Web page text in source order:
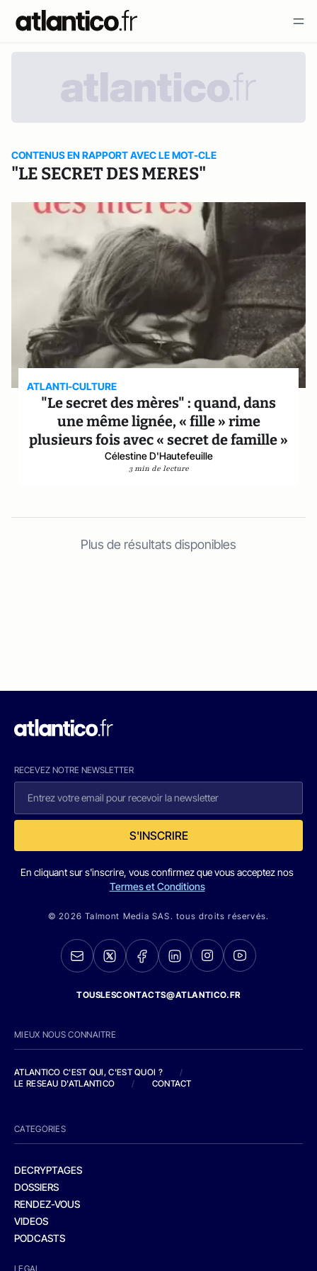
CONTENUS EN RAPPORT AVEC LE MOT-CLE
"LE SECRET DES MERES"
ATLANTI-CULTURE
"Le secret des mères" : quand, dans
une même lignée, « fille » rime
plusieurs fois avec « secret de famille »
Célestine D'Hautefeuille
3 min de lecture
Plus de résultats disponibles
RECEVEZ NOTRE NEWSLETTER
S'INSCRIRE
En cliquant sur s'inscrire, vous confirmez que vous acceptez nos
Termes et Conditions
© 2026 Talmont Media SAS. tous droits réservés.
TOUSLESCONTACTS@ATLANTICO.FR
MIEUX NOUS CONNAITRE
ATLANTICO C'EST QUI, C'EST QUOI ?
/
LE RESEAU D'ATLANTICO
/ CONTACT
CATEGORIES
DECRYPTAGES
DOSSIERS
RENDEZ-VOUS
VIDEOS
PODCASTS
LEGAL